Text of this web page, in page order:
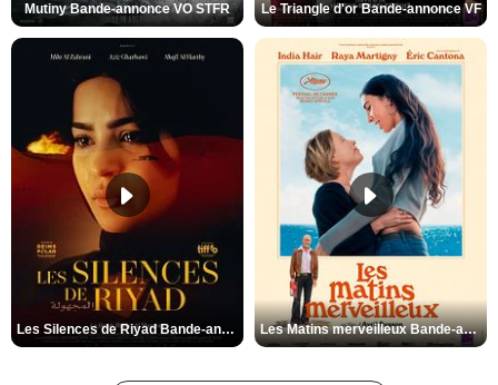
Mutiny Bande-annonce VO STFR Le Triangle d'or Bande-annonce VF
Les Silences de Riyad Bande-annonce VO STFR Les Matins merveilleux Bande-annonce VF